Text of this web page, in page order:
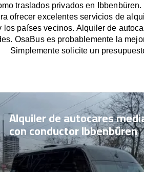
traslados privados en
ofrecer excelentes servicios de
los países vecinos. Alquiler de
OsaBus es probablemente la
Simplemente solicite un
Alquiler de autocares
con conductor Ibbenbüren